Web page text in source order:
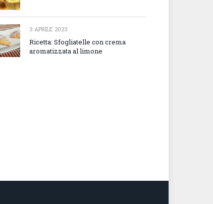
3 APRILE 2023
Ricetta: Sfogliatelle con crema
aromatizzata al limone